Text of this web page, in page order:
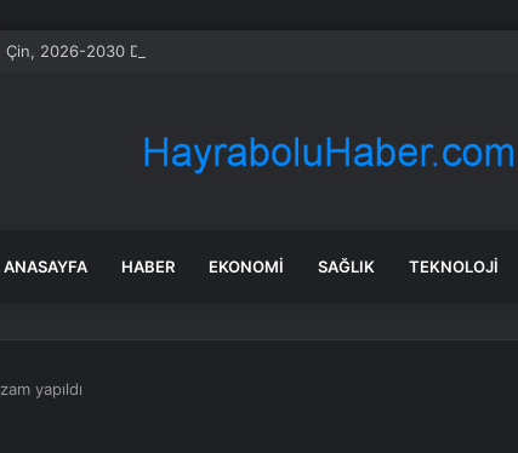
Çin, 2026-2030 Döneminde İleri Teknoloji Ekipman İthalatını Artıracak
ANASAYFA HABER EKONOMI SAĞLIK TEKNOLOJI
yapıldı